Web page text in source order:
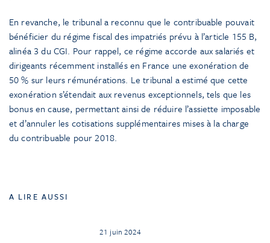
En revanche, le tribunal a reconnu que le contribuable pouvait
bénéficier du régime fiscal des impatriés prévu à l’article 155 B,
alinéa 3 du CGI. Pour rappel, ce régime accorde aux salariés et
dirigeants récemment installés en France une exonération de
50 % sur leurs rémunérations. Le tribunal a estimé que cette
exonération s’étendait aux revenus exceptionnels, tels que les
bonus en cause, permettant ainsi de réduire l’assiette imposable
et d’annuler les cotisations supplémentaires mises à la charge
du contribuable pour 2018.
A LIRE AUSSI
21 juin 2024